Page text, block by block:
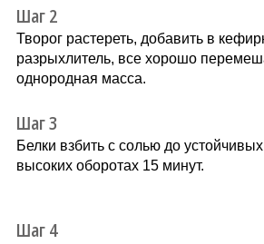
Шаг 2
Творог растереть, добавить в
разрыхлитель, все хорошо
однородная масса.
Шаг 3
Белки взбить с солью до
высоких оборотах 15 минут.
Шаг 4